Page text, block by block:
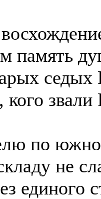
память
седых
по
не
единого